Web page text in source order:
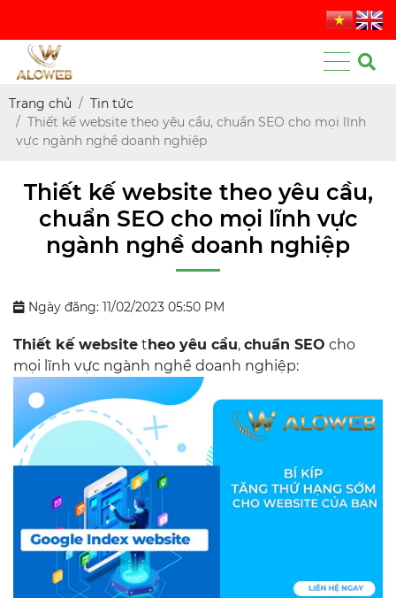
Trang chủ
Tin tức
Thiết kế website theo yêu cầu, chuẩn SEO cho mọi lĩnh
vực ngành nghề doanh nghiệp
Thiết kế website theo yêu cầu,
chuẩn SEO cho mọi lĩnh vực
ngành nghề doanh nghiệp
Ngày đăng: 11/02/2023 05:50 PM
Thiết kế website theo yêu cầu, chuẩn SEO cho
mọi lĩnh vực ngành nghề doanh nghiệp: